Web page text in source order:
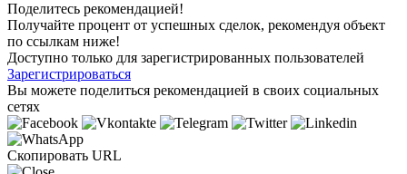
Поделитесь рекомендацией!
Получайте процент от успешных сделок, рекомендуя объект
по ссылкам ниже!
Доступно только для зарегистрированных пользователей
Зарегистрироваться
Вы можете поделиться рекомендацией в своих социальных
сетях
Скопировать URL